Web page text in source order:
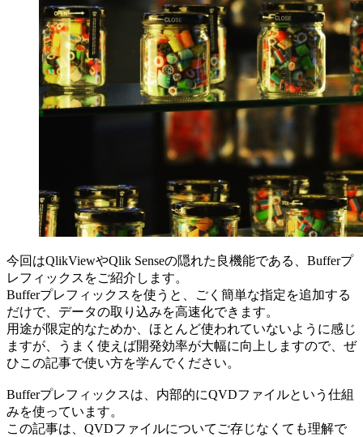
今回はQlikViewやQlik Senseの隠れた良機能である、Bufferプ
レフィックスをご紹介します。
Bufferプレフィックスを使うと、ごく簡単な指定を追加する
だけで、データの取り込みを高速化できます。
用途が限定的なためか、ほとんど使われていないように感じ
ますが、うまく使えば開発効率が大幅に向上しますので、ぜ
ひこの記事で使い方を学んでください。
Bufferプレフィックスは、内部的にQVDファイルという仕組
みを使っています。
この記事は、QVDファイルについてご存じなくても理解で